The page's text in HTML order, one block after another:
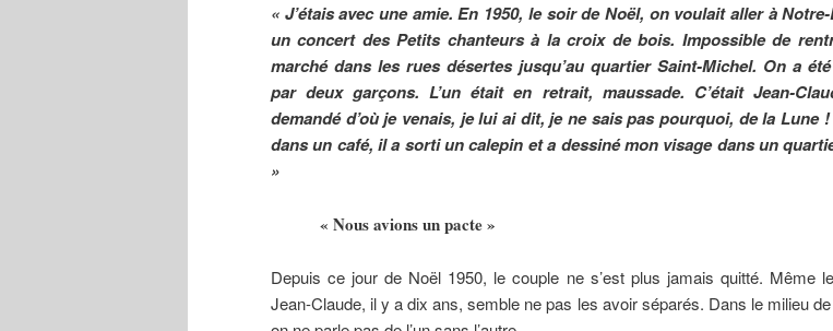
« J’étais avec une amie. En 1950, le soir de Noël, on voulait aller à
un concert des Petits chanteurs à la croix de bois. Impossible de
marché dans les rues désertes jusqu’au quartier Saint-Michel. On a
par deux garçons. L’un était en retrait, maussade. C’était Jean-
demandé d’où je venais, je lui ai dit, je ne sais pas pourquoi, de la Lune
dans un café, il a sorti un calepin et a dessiné mon visage dans un
»
« Nous avions un pacte »
Depuis ce jour de Noël 1950, le couple ne s’est plus jamais quitté. Même
Jean-Claude, il y a dix ans, semble ne pas les avoir séparés. Dans le milieu